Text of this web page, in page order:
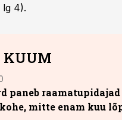
lg 4).
KUUM
paneb
mitte enam kuu